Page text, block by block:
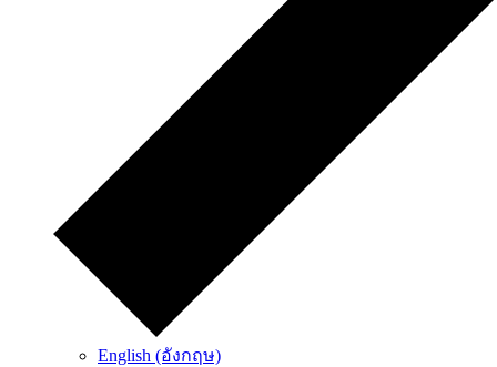
English (อังกฤษ)